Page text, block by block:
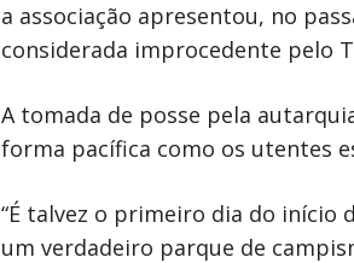
a associação apresentou, no
considerada improcedente pelo
A tomada de posse pela
forma pacífica como os utentes
“É talvez o primeiro dia do início
um verdadeiro parque de